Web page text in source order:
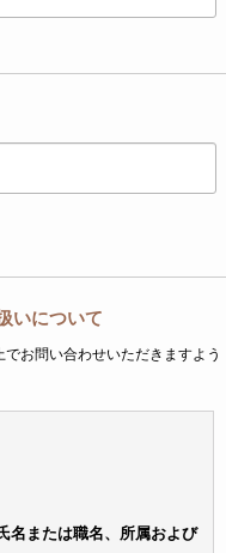
いについて
お問い合わせいただきますよう
名または職名、所属および